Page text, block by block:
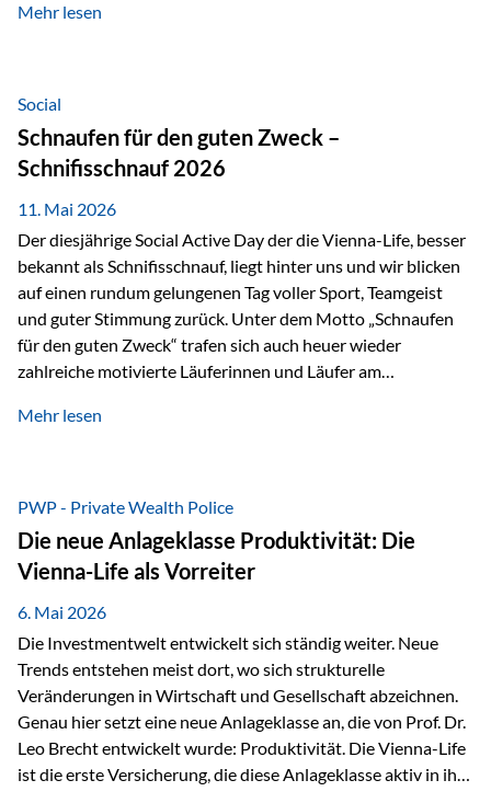
Marktbewegungen stehen im Fokus, sondern die
innerhalb der Private Wealth Police der Vienna-Life steht
der Oculus Value Capital Fund für einen langfristig
orientierten Value-Investing-Ansatz mit Fokus auf
fundamentale Unternehmensanalyse und nachhaltige
Wertentwicklung. Der Investmentansatz: Value Investing
mit Weitblick Im Zentrum steht ein…
Mehr lesen
Social
Schnaufen für den guten Zweck –
Schnifisschnauf 2026
11. Mai 2026
Der diesjährige Social Active Day der die Vienna-Life, besser
bekannt als Schnifisschnauf, liegt hinter uns und wir blicken
auf einen rundum gelungenen Tag voller Sport, Teamgeist
und guter Stimmung zurück. Unter dem Motto „Schnaufen
für den guten Zweck“ trafen sich auch heuer wieder
zahlreiche motivierte Läuferinnen und Läufer am
Höchstleistungen für einen guten Zweck zu erbringen. Mit
Mäder gesammelt werden konnten. Die anspruchsvolle
Strecke mit rund 4,8 Kilometern und 680 Höhenmetern
stellte die Teilnehmerinnen und Teilnehmer vor eine
sportliche Herausforderung. Doch…
Mehr lesen
PWP - Private Wealth Police
Die neue Anlageklasse Produktivität: Die
Vienna-Life als Vorreiter
6. Mai 2026
Die Investmentwelt entwickelt sich ständig weiter. Neue
Trends entstehen meist dort, wo sich strukturelle
Veränderungen in Wirtschaft und Gesellschaft abzeichnen.
Genau hier setzt eine neue Anlageklasse an, die von Prof. Dr.
Leo Brecht entwickelt wurde: Produktivität. Die Vienna-Life
ist die erste Versicherung, die diese Anlageklasse aktiv in ihre